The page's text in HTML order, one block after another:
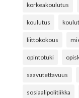
korkeakoulutus
koulutus
liittokokous
opintotuki
saavutettavuus
sosiaalipolitiikka